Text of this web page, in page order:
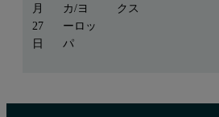
月
27
日
カ/ヨ
ーロッ
パ
クス